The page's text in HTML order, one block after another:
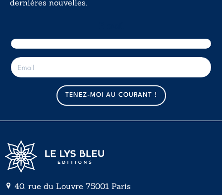
dernières nouvelles.
E
-
m
TENEZ-MOI AU COURANT !
40, rue du Louvre 75001 Paris